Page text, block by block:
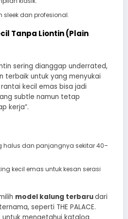
sleek dan profesional.
Tanpa Liontin (Plain
sering dianggap underrated,
terbaik untuk yang menyukai
kecil emas bisa jadi
subtle namun tetap
kerja”.
halus dan panjangnya sekitar 40–
kecil emas untuk kesan serasi
model kalung terbarudari
seperti THE PALACE.